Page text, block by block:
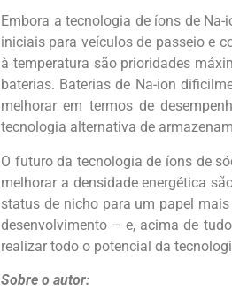
Embora a tecnologia de íons de
iniciais para veículos de passeio e
à temperatura são prioridades
baterias. Baterias de Na-ion
melhorar em termos de
tecnologia alternativa de
O futuro da tecnologia de íons de
melhorar a densidade energética
status de nicho para um papel
desenvolvimento – e, acima de
realizar todo o potencial da
Sobre o autor: